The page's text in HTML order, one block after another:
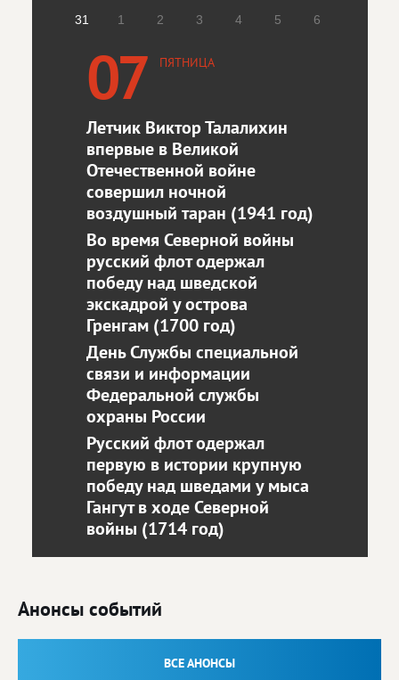
31 1 2 3 4 5 6
07 ПЯТНИЦА
Летчик Виктор Талалихин
впервые в Великой
Отечественной войне
совершил ночной
воздушный таран (1941 год)
Во время Северной войны
русский флот одержал
победу над шведской
экскадрой у острова
Гренгам (1700 год)
День Службы специальной
связи и информации
Федеральной службы
охраны России
Русский флот одержал
первую в истории крупную
победу над шведами у мыса
Гангут в ходе Северной
войны (1714 год)
Анонсы событий
ВСЕ АНОНСЫ